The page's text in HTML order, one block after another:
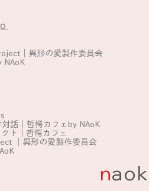
｜異形の愛製作委員会
NAoK
話｜哲愕カフェby NAoK
ト｜哲愕カフェ
｜異形の愛製作委員会
naok